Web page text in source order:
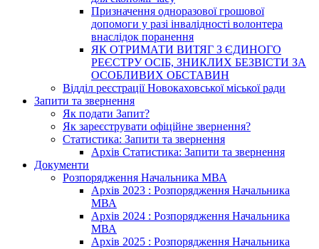
Призначення одноразової грошової
допомоги у разі інвалідності волонтера
внаслідок поранення
ЯК ОТРИМАТИ ВИТЯГ З ЄДИНОГО
РЕЄСТРУ ОСІБ, ЗНИКЛИХ БЕЗВІСТИ ЗА
ОСОБЛИВИХ ОБСТАВИН
Відділ реєстрації Новокаховської міської ради
Запити та звернення
Як подати Запит?
Як зареєструвати офіційне звернення?
Статистика: Запити та звернення
Архів Статистика: Запити та звернення
Документи
Розпорядження Начальника МВА
Архів 2023 : Розпорядження Начальника
МВА
Архів 2024 : Розпорядження Начальника
МВА
Архів 2025 : Розпорядження Начальника